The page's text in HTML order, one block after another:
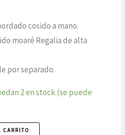
cosido a mano.
moaré Regalia de alta
por separado.
2 en stock (se puede
CARRITO